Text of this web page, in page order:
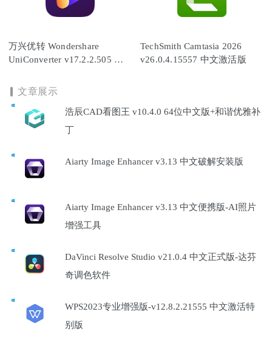
万兴优转 Wondershare
UniConverter v17.2.2.505 免
TechSmith Camtasia 2026
v26.0.4.15557 中文激活版
文章展示
浩辰CAD看图王 v10.4.0 64位中文版+和谐优雅补
丁
Aiarty Image Enhancer v3.13 中文破解安装版
Aiarty Image Enhancer v3.13 中文便携版-AI照片
增强工具
DaVinci Resolve Studio v21.0.4 中文正式版-达芬
奇调色软件
WPS2023专业增强版-v12.8.2.21555 中文激活特
别版